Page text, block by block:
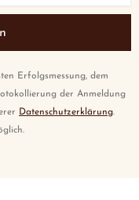
Erfolgsmessung, dem
der Anmeldung
Datenschutzerklärung.